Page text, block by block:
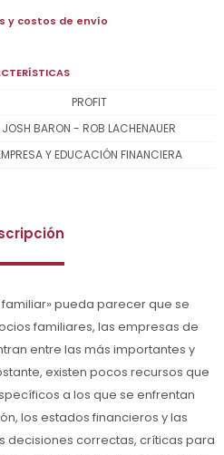
y costos de envío
PROFIT
JOSH BARON - ROB LACHENAUER
Y EDUCACIÓN FINANCIERA
pueda parecer que se
familiares, las empresas de
entre las más importantes y
existen pocos recursos que
a los que se enfrentan
los estados financieros y las
decisiones correctas, críticas para